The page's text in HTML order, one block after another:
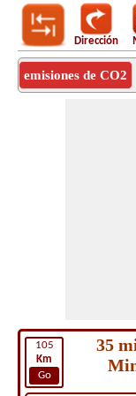
Dirección
emisiones de CO2
105
Km
Go
35